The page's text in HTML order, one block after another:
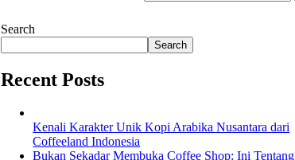
Search
Search
Recent Posts
Kenali Karakter Unik Kopi Arabika Nusantara dari
Coffeeland Indonesia
Bukan Sekadar Membuka Coffee Shop: Ini Tentang